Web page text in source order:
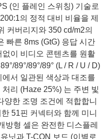
(인 플레인 스위칭) 기술로
의 정적 대비 비율을 제
커버리지와 350 cd/m2의
빠른 8ms (GtG) 응답 시간
이 비디오 콘텐츠를 원활
89°/89°/89° (L / R / U / D)
서 일관된 색상과 대조를
리 (Haze 25%) 는 주변 빛
한 조명 조건에 적합합니
51핀 커넥터와 함께 미니
방형 셀은 완전한 디스플레
닛과 T-CON 보드 (이별로